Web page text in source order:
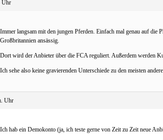
Uhr
Immer langsam mit den jungen Pferden. Einfach mal genau auf
Großbritannien ansässig.
Dort wird der Anbieter über die FCA reguliert. Außerdem werden
Ich sehe also keine gravierenden Unterschiede zu den meisten
Uhr
Ich hab ein Demokonto (ja, ich teste gerne von Zeit zu Zeit neue